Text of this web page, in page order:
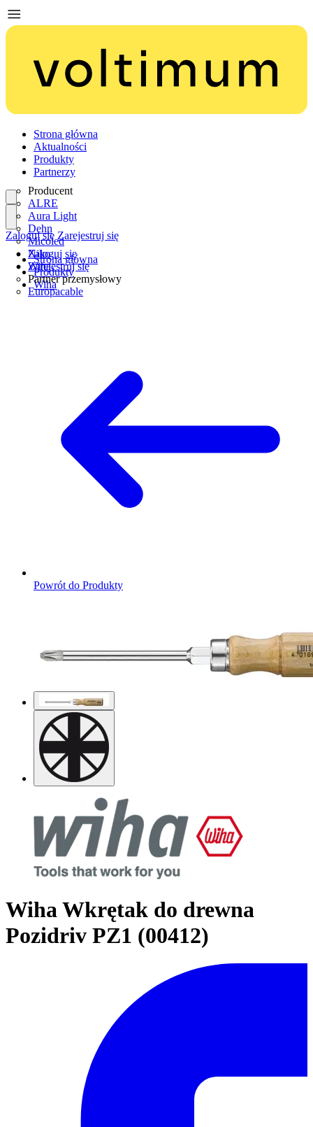
Strona główna
Aktualności
Produkty
Partnerzy
Producent
ALRE
Aura Light
Dehn
Micoled
Niko
Wiha
Partner przemysłowy
Europacable
Zaloguj się
Zarejestruj się
Zaloguj się Zarejestruj się
Strona główna
Produkty
Wiha
Powrót do Produkty
Wiha Wkrętak do drewna
Pozidriv PZ1 (00412)